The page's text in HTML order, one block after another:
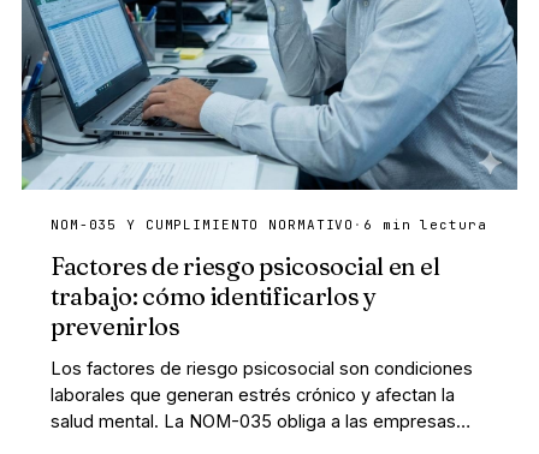
NOM-035 Y CUMPLIMIENTO NORMATIVO · 6 min lectura
Factores de riesgo psicosocial en el
trabajo: cómo identificarlos y
prevenirlos
Los factores de riesgo psicosocial son condiciones
laborales que generan estrés crónico y afectan la
salud mental. La NOM-035 obliga a las empresas